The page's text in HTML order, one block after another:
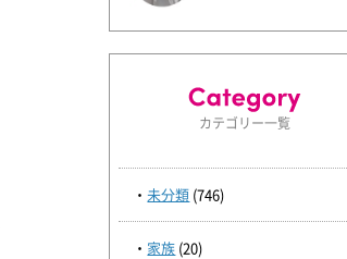
カテゴリー一覧
未分類 (746)
家族 (20)